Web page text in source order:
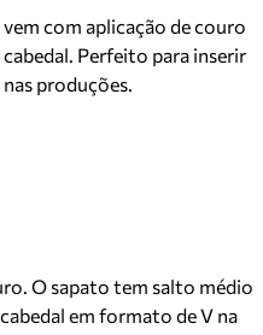
com aplicação de couro
Perfeito para inserir
produções.
O sapato tem salto médio
em formato de V na